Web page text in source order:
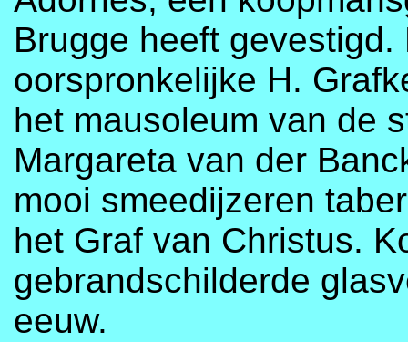
Brugge heeft
oorspronkelijke H.
het mausoleum van de
Margareta van der
mooi smeedijzeren
het Graf van Christus.
gebrandschilderde
eeuw.